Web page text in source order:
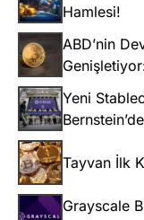
Hamlesi!
ABD’nin
Yeni
Tayvan İlk
Grayscale